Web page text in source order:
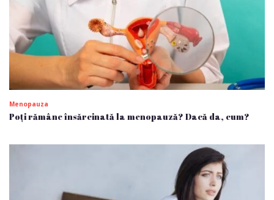
Menopauza
Poți rămâne însărcinată la menopauză? Dacă da, cum?